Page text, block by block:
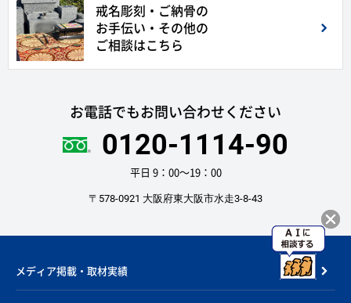
戒名彫刻・ご納骨の
お手伝い・その他の
ご相談はこちら
お電話でもお問い合わせください
0120-1114-90
平日 9：00〜19：00
〒578-0921 大阪府東大阪市水走3-8-43
メディア掲載・取材実績